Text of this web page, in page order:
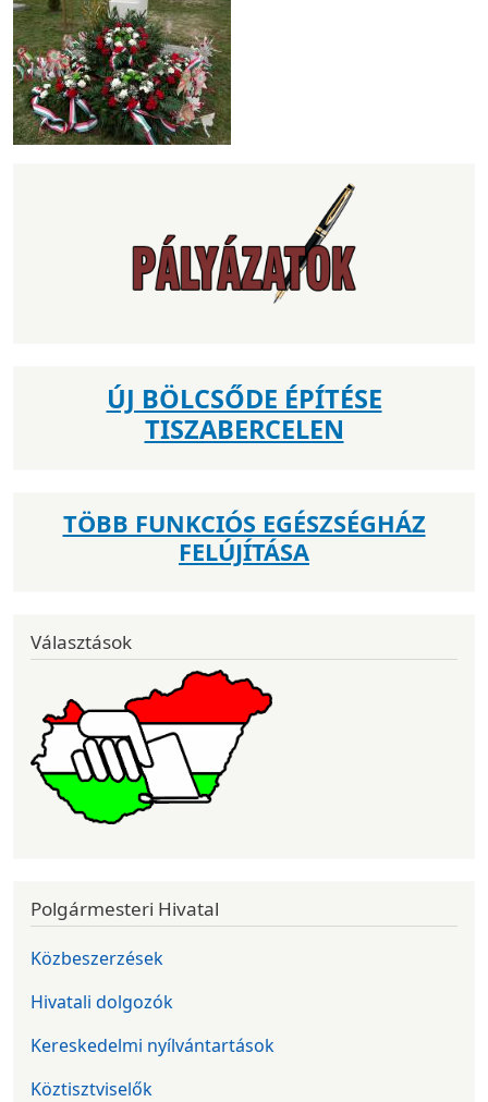
ÚJ BÖLCSŐDE ÉPÍTÉSE
TISZABERCELEN
TÖBB FUNKCIÓS EGÉSZSÉGHÁZ
FELÚJÍTÁSA
Választások
Polgármesteri Hivatal
Közbeszerzések
Hivatali dolgozók
Kereskedelmi nyílvántartások
Köztisztviselők